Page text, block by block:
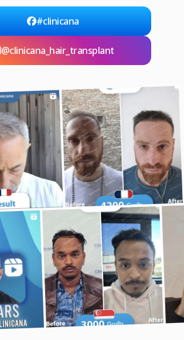
#clinicana
@clinicana_hair_transplant